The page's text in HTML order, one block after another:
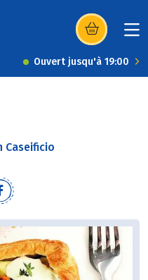
(s’ouvre dans
Ouvert jusqu'à 19:00
Caseificio